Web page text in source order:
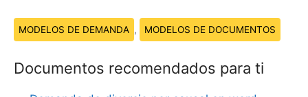
Temas:
MODELOS DE DEMANDA , MODELOS DE DOCUMENTOS
Documentos recomendados para ti